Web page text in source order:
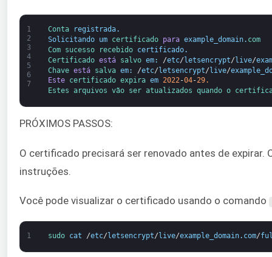
1
2
3
4
5
6
7
Conta registrada.
Solicitando
um certificado para example_domain. com
Com sucesso
recebido certificado.
Certificado está salvo em: /etc/letsencrypt/live/
Chave está salva em: /etc/letsencrypt/live/
Este
certificado expira em 2022-04-29.
Estes arquivos vão ser atualizados quando o
PRÓXIMOS PASSOS:
O certificado precisará ser renovado antes de
instruções.
Você pode visualizar o certificado usando o comando
1 sudo cat /etc/letsencrypt/live/example_domain. com/